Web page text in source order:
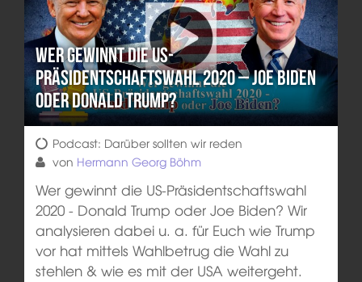
Wer gewinnt die US-
Präsidentschaftswahl 2020 – Joe Biden
oder Donald Trump?
Podcast: Darüber sollten wir reden
von Hermann Georg Böhm
Wer gewinnt die US-Präsidentschaftswahl
2020 - Donald Trump oder Joe Biden? Wir
analysieren dabei u. a. für Euch wie Trump
vor hat mittels Wahlbetrug die Wahl zu
stehlen & wie es mit der USA weitergeht.